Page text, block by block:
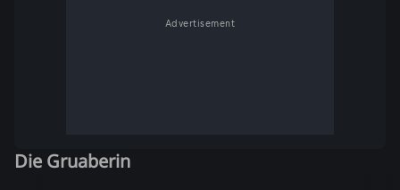
Advertisement
Die Gruaberin